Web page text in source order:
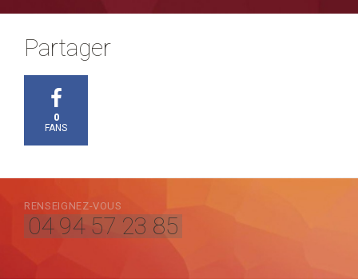
Partager
0
FANS
RENSEIGNEZ-VOUS
04 94 57 23 85